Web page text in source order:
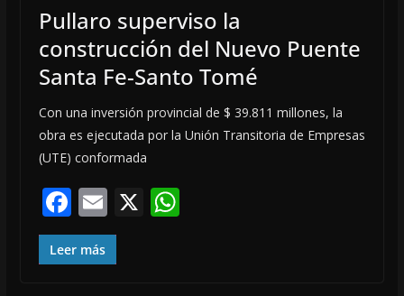
Pullaro superviso la
construcción del Nuevo Puente
Santa Fe-Santo Tomé
Con una inversión provincial de $ 39.811 millones, la
obra es ejecutada por la Unión Transitoria de Empresas
(UTE) conformada
F
ac
e
E
m
ai
X W
Leer más